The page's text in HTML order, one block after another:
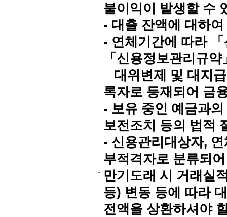
불이익이 발생할 수
- 대출 잔액에 대하
- 연체기간에 따라
「신용정보관리규
대위변제 및 대지
록자로 등재되어 금
- 보유 중인 예금과
보전조치 등의 법적
- 신용관리대상자,
부적격자로 분류되
만기도래 시 거래실
등) 변동 등에 따라
전액을 상환하셔야